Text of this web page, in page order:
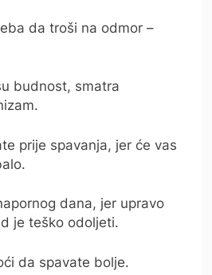
da troši na odmor –
budnost, smatra
prije spavanja, jer će vas
dana, jer upravo
je teško odoljeti.
da spavate bolje.